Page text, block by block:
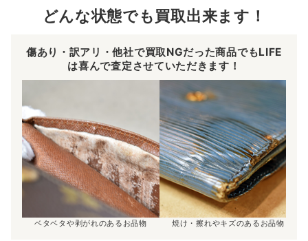
どんな状態でも買取出来ます！
傷あり・訳アリ・他社で買取NGだった商品でもLIFE
は喜んで査定させていただきます！
ベタベタや剥がれのあるお品物 焼け・擦れやキズのあるお品物